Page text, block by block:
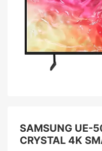
SAMSUNG UE-
CRYSTAL 4K